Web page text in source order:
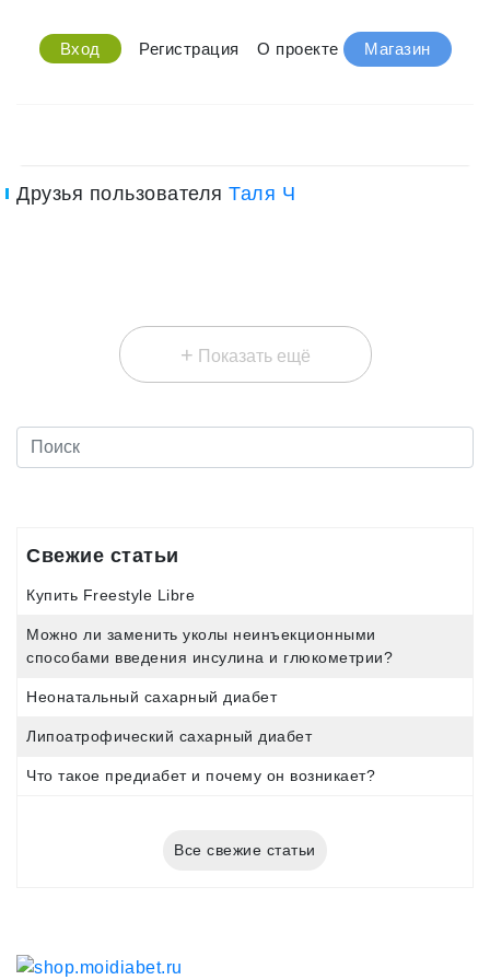
Вход Регистрация О проекте Магазин
Друзья пользователя Таля Ч
+ Показать ещё
Свежие статьи
Купить Freestyle Libre
Можно ли заменить уколы неинъекционными
способами введения инсулина и глюкометрии?
Неонатальный сахарный диабет
Липоатрофический сахарный диабет
Что такое предиабет и почему он возникает?
Все свежие статьи